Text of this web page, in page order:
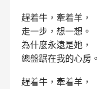
趕着牛，牽着羊，
走一步，想一想。
為什麼永遠是她，
總盤踞在我的心房。
趕着牛，牽着羊，